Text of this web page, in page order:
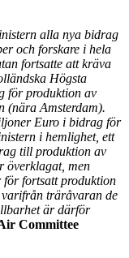
alla nya bidrag
och forskare i hela
fortsatte att kräva
Högsta
för produktion av
(nära Amsterdam).
Euro i bidrag för
i hemlighet, ett
till produktion av
överklagat, men
för fortsatt produktion
varifrån träråvaran de
är därför
Committee